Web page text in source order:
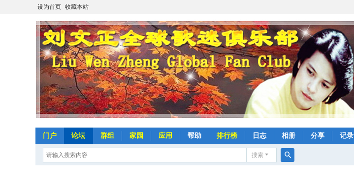
设为首页 收藏本站
门户 论坛 群组 家园 应用 帮助 排行榜 日志 相册 分享 记录
搜索